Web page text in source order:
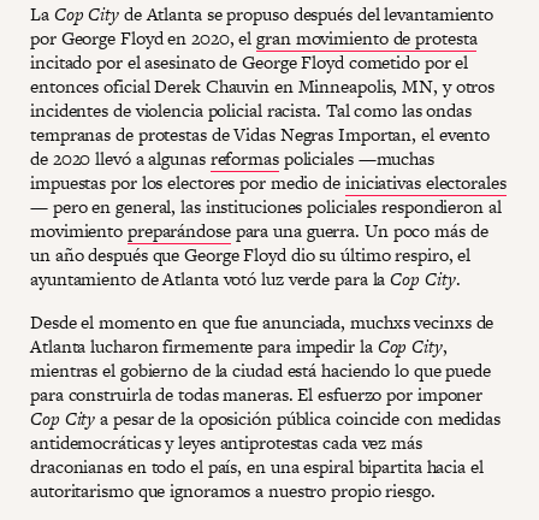
LaCop Cityde Atlanta se propuso después del levantamiento
por George Floyd en 2020, elgran movimiento de protesta
incitado por el asesinato de George Floyd cometido por el
entonces oficial Derek Chauvin en Minneapolis, MN, y otros
incidentes de violencia policial racista. Tal como las ondas
tempranas de protestas de Vidas Negras Importan, el evento
de 2020 llevó a algunasreformaspoliciales —muchas
impuestas por los electores por medio deiniciativas electorales
— pero en general, las instituciones policiales respondieron al
movimientopreparándosepara una guerra. Un poco más de
un año después que George Floyd dio su último respiro, el
ayuntamiento de Atlanta votó luz verde para laCop City.
Desde el momento en que fue anunciada, muchxs vecinxs de
Atlanta lucharon firmemente para impedir laCop City,
mientras el gobierno de la ciudad está haciendo lo que puede
para construirla de todas maneras. El esfuerzo por imponer
Cop Citya pesar de la oposición pública coincide con medidas
antidemocráticas y leyes antiprotestas cada vez más
draconianas en todo el país, en una espiral bipartita hacia el
autoritarismo que ignoramos a nuestro propio riesgo.